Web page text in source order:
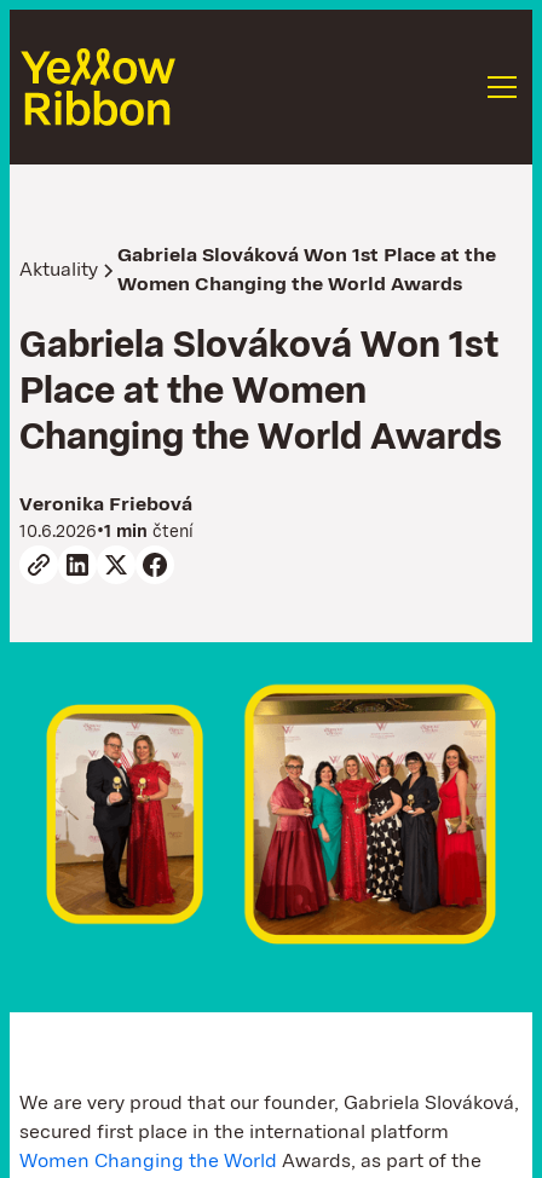
Aktuality
Gabriela Slováková Won 1st Place at the
Women Changing the World Awards
Gabriela Slováková Won 1st
Place at the Women
Changing the World Awards
Veronika Friebová
10.6.2026•1 min čtení
We are very proud that our founder, Gabriela Slováková,
secured first place in the international platform
Women Changing the World Awards, as part of the